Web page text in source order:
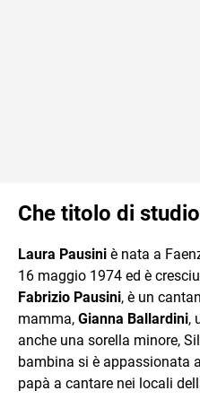
Che titolo di
Laura Pausini è nata a
16 maggio 1974 ed è
Fabrizio Pausini, è un
mamma, Gianna Ballardini,
anche una sorella minore,
bambina si è appassionata
papà a cantare nei locali